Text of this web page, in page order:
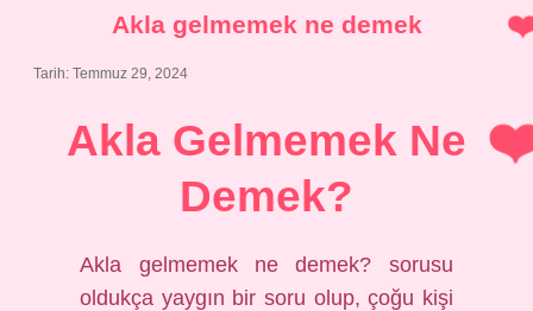
Akla gelmemek ne demek
Tarih: Temmuz 29, 2024
Akla Gelmemek Ne
Demek?
Akla gelmemek ne demek? sorusu
oldukça yaygın bir soru olup, çoğu kişi